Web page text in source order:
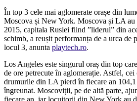
În top 3 cele mai aglomerate orașe din
Moscova și New York. Moscova și LA au
2015, capitala Rusiei fiind ”liderul” din
schimb, a reușit performanța de a urca de
locul 3, anunta playtech.ro.
Los Angeles este singurul oraș din top
de ore petrecute în aglomerație. Astfel, cei
drumurile din LA pierd în fiecare an
îngreunat. Moscoviții, pe de altă parte,
fiecare an, iar locuitorii din New York au